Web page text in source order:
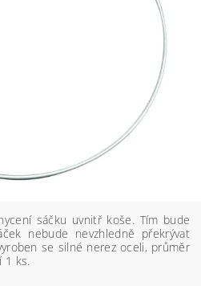
sáčku uvnitř koše. Tím bude
nebude nevzhledně překrývat
se silné nerez oceli, průměr
ks.